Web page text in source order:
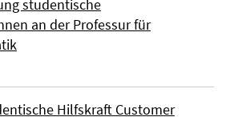
studentische
an der Professur für
Hilfskraft Customer